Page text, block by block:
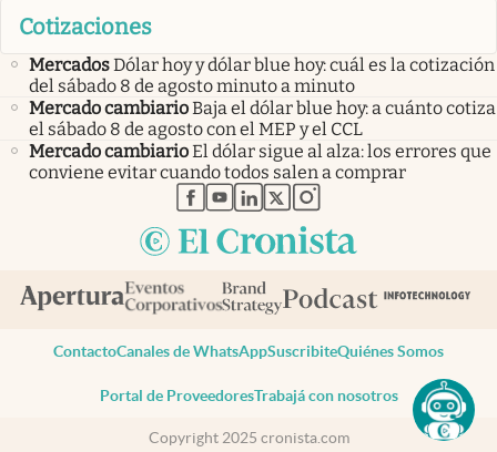
Cotizaciones
MercadosDólar hoy y dólar blue hoy: cuál es la cotización
del sábado 8 de agosto minuto a minuto
Mercado cambiarioBaja el dólar blue hoy: a cuánto cotiza
el sábado 8 de agosto con el MEP y el CCL
Mercado cambiarioEl dólar sigue al alza: los errores que
conviene evitar cuando todos salen a comprar
abre en nueva pestaña
abre en nueva pestaña
abre en nueva pestaña
abre en nueva pestaña
abre en nueva pestaña
ContactoCanales de WhatsAppSuscribiteQuiénes Somos
Portal de ProveedoresTrabajá con nosotros
Copyright 2025 cronista.com